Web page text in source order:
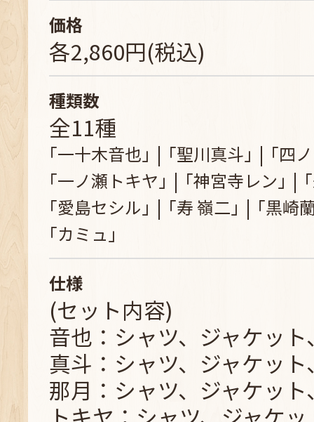
価格
各2,860円(税込)
種類数
全11種
｢一十木音也｣ ｢聖川真斗｣
｢四
｢一ノ瀬トキヤ｣
｢神宮寺レン｣
｢愛島セシル｣
｢寿 嶺二｣
｢黒崎
｢カミュ｣
仕様
(セット内容)
音也：シャツ、ジャケッ
真斗：シャツ、ジャケッ
那月：シャツ、ジャケッ